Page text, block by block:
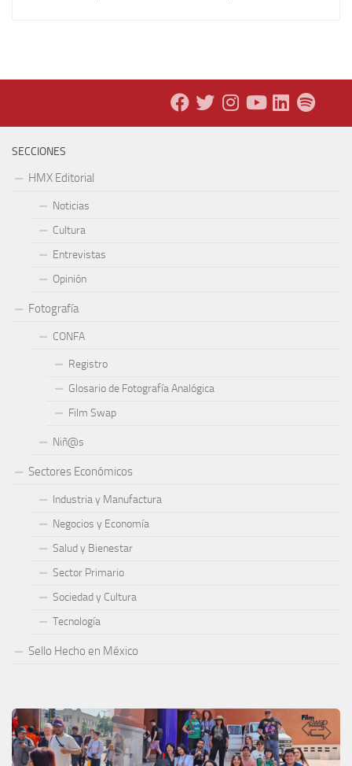
SECCIONES
HMX Editorial
Noticias
Cultura
Entrevistas
Opinión
Fotografía
CONFA
Registro
Glosario de Fotografía Analógica
Film Swap
Niñ@s
Sectores Económicos
Industria y Manufactura
Negocios y Economía
Salud y Bienestar
Sector Primario
Sociedad y Cultura
Tecnología
Sello Hecho en México